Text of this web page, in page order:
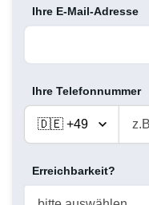
Ihre E-Mail-Adresse
Ihre Telefonnummer
Erreichbarkeit?